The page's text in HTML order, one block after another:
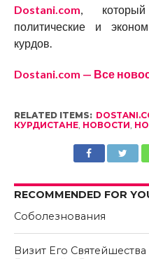
Dostani.com,
политические и
курдов.
Dostani.com — Все
RELATED ITEMS:
КУРДИСТАНЕ, НОВОСТИ,
RECOMMENDED FOR
Соболезнования
Визит Его